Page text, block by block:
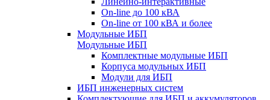
On-line до 100 кВА
On-line от 100 кВА и более
Модульные ИБП
Модульные ИБП
Комплектные модульные ИБП
Корпуса модульных ИБП
Модули для ИБП
ИБП инженерных систем